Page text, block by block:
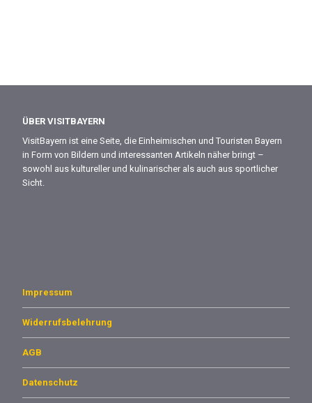
ÜBER VISITBAYERN
VisitBayern ist eine Seite, die Einheimischen und Touristen Bayern
in Form von Bildern und interessanten Artikeln näher bringt –
sowohl aus kultureller und kulinarischer als auch aus sportlicher
Sicht.
Impressum
Widerrufsbelehrung
AGB
Datenschutz